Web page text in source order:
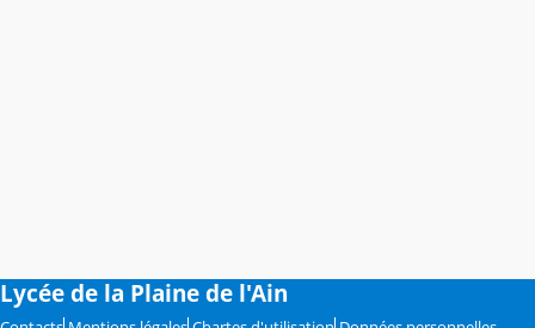
Lycée de la Plaine de l'Ain